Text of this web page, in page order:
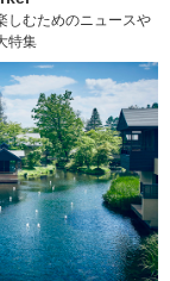
しむためのニュースや
特集